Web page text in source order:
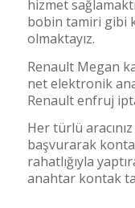
hizmet
bobin tamiri gibi
olmaktayız.
Renault Megan
net elektronik
Renault enfruj
Her türlü
başvurarak
rahatlığıyla
anahtar kontak